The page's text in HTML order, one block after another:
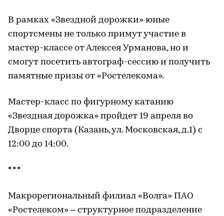
В рамках «Звездной дорожки» юные
спортсмены не только примут участие в
мастер-классе от Алексея Урманова, но и
смогут посетить автограф-сессию и получить
памятные призы от «Ростелекома».
Мастер-класс по фигурному катанию
«Звездная дорожка» пройдет 19 апреля во
Дворце спорта (Казань, ул. Московская, д.1) с
12:00 до 14:00.
* * *
Макрорегиональный филиал «Волга» ПАО
«Ростелеком» – структурное подразделение